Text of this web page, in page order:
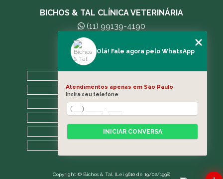
BICHOS & TAL CLÍNICA VETERINÁRIA
(11) 99139-4190
andreleecitti5@gmail.com
A CLÍNICA
BLOG
CONTATO
CATEGORIAS
Copyright © Bichos & Tal. (Lei 9610 de 19/02/1998)
Olá! Fale agora pelo WhatsApp
Atendimentos apenas em São Paulo
Insira seu telefone
INICIAR CONVERSA